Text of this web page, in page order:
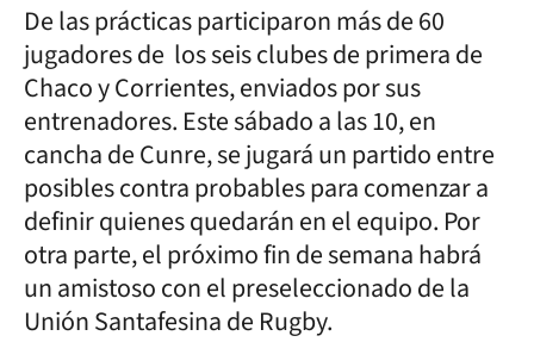
De las prácticas participaron más de 60
jugadores de los seis clubes de primera de
Chaco y Corrientes, enviados por sus
entrenadores. Este sábado a las 10, en
cancha de Cunre, se jugará un partido entre
posibles contra probables para comenzar a
definir quienes quedarán en el equipo. Por
otra parte, el próximo fin de semana habrá
un amistoso con el preseleccionado de la
Unión Santafesina de Rugby.